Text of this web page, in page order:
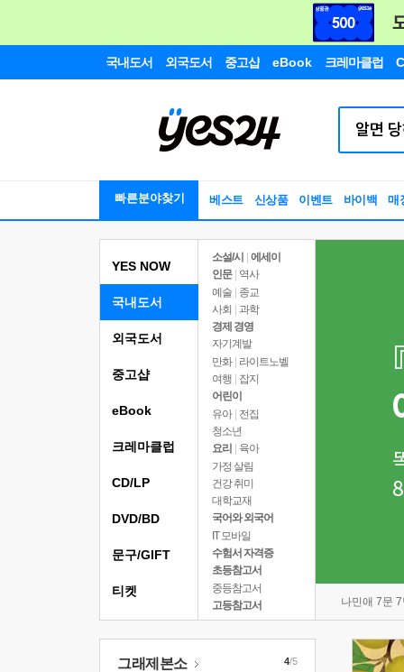
국내도서 외국도서 중고샵 eBook 크레마클럽
빠른분야찾기 베스트 신상품 이벤트 바이백 매
YES NOW
국내도서
소설/시
에세이
인문
역사
예술 | 종교
사회 | 과학
경제 경영
자기계발
만화 | 라이트노벨
여행
잡지
어린이
유아 | 전집
청소년
요리
육아
가정 살림
건강 취미
대학교재
국어와 외국어
IT 모바일
수험서 자격증
초등참고서
중등참고서
고등참고서
나민애 7문
외국도서
중고샵
eBook
크레마클럽
CD/LP
DVD/BD
문구/GIFT
티켓
그래제본소 4/5